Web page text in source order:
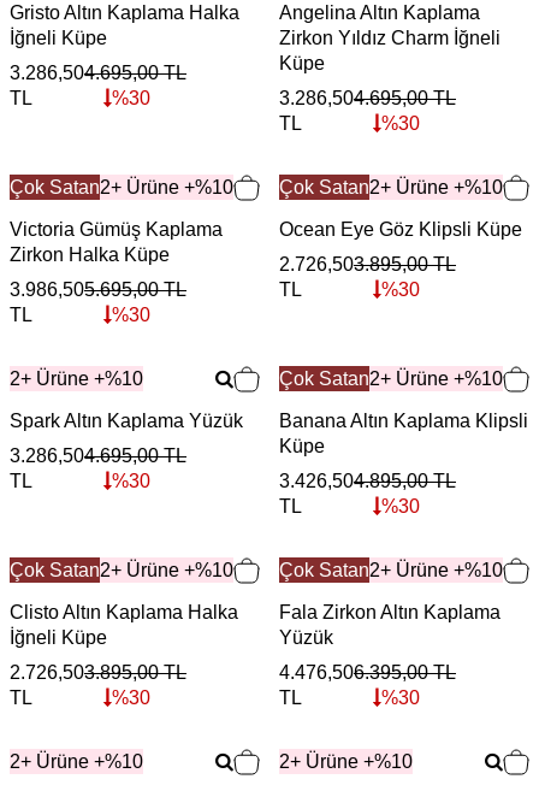
Gristo Altın Kaplama Halka
İğneli Küpe
3.286,50
TL
4.695,00TL
%30
Angelina Altın Kaplama
Zirkon Yıldız Charm İğneli
Küpe
3.286,50
TL
4.695,00TL
%30
Çok Satan2+ Ürüne +%10
Victoria Gümüş Kaplama
Zirkon Halka Küpe
3.986,50
TL
5.695,00TL
%30
Çok Satan2+ Ürüne +%10
Ocean Eye Göz Klipsli Küpe
2.726,50
TL
3.895,00TL
%30
2+ Ürüne +%10
Spark Altın Kaplama Yüzük
3.286,50
TL
4.695,00TL
%30
Çok Satan2+ Ürüne +%10
Banana Altın Kaplama Klipsli
Küpe
3.426,50
TL
4.895,00TL
%30
Çok Satan2+ Ürüne +%10
Clisto Altın Kaplama Halka
İğneli Küpe
2.726,50
TL
3.895,00TL
%30
Çok Satan2+ Ürüne +%10
Fala Zirkon Altın Kaplama
Yüzük
4.476,50
TL
6.395,00TL
%30
2+ Ürüne +%10 2+ Ürüne +%10